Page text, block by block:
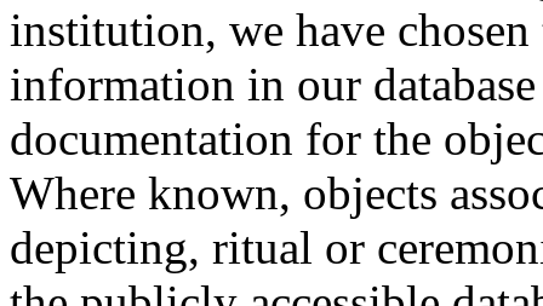
institution, we have
information in our
documentation for the
Where known, objects
depicting, ritual or